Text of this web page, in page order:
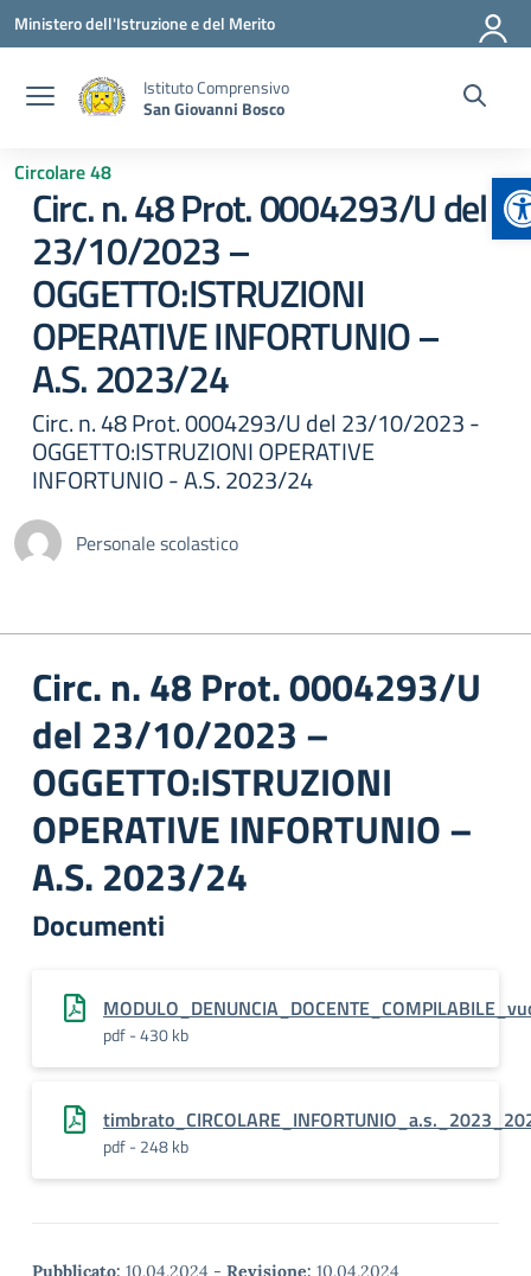
Vai ai contenuti
Vai al menu di navigazione
Vai al footer
Ministero dell'Istruzione e del Merito
Istituto Comprensivo
San Giovanni Bosco
Circolare 48
Circ. n. 48 Prot. 0004293/U del
23/10/2023 –
OGGETTO:ISTRUZIONI
OPERATIVE INFORTUNIO –
A.S. 2023/24
Circ. n. 48 Prot. 0004293/U del 23/10/2023 -
OGGETTO:ISTRUZIONI OPERATIVE
INFORTUNIO - A.S. 2023/24
Personale scolastico
Circ. n. 48 Prot. 0004293/U
del 23/10/2023 –
OGGETTO:ISTRUZIONI
OPERATIVE INFORTUNIO –
A.S. 2023/24
Documenti
pdf - 430 kb
pdf - 248 kb
Pubblicato: 10.04.2024 - Revisione: 10.04.2024